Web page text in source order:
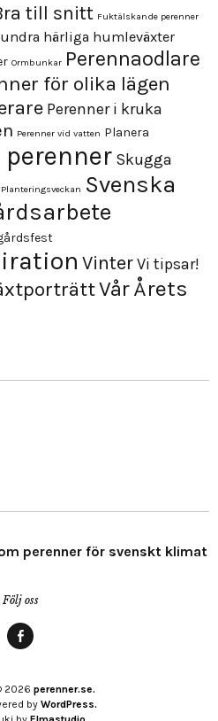
till snitt Fuktälskande perenner
härliga humleväxter
Ormbunkar Perennaodlare
för olika lägen
Perenner i kruka
Perenner vid vatten Planera
Skugga
Svenska
VinterVi tipsar!
VårÅrets
perenner för svenskt klimat
Följ oss
2026 perenner.se.
by WordPress.